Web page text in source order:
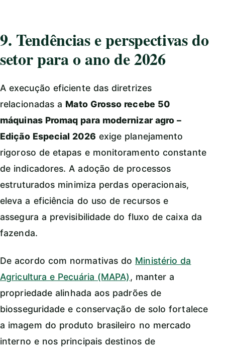
9. Tendências e perspectivas do
setor para o ano de 2026
A execução eficiente das diretrizes
relacionadas a Mato Grosso recebe 50
máquinas Promaq para modernizar agro –
Edição Especial 2026 exige planejamento
rigoroso de etapas e monitoramento constante
de indicadores. A adoção de processos
estruturados minimiza perdas operacionais,
eleva a eficiência do uso de recursos e
assegura a previsibilidade do fluxo de caixa da
fazenda.
De acordo com normativas do Ministério da
Agricultura e Pecuária (MAPA), manter a
propriedade alinhada aos padrões de
biosseguridade e conservação de solo fortalece
a imagem do produto brasileiro no mercado
interno e nos principais destinos de